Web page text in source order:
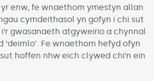
enw, fe wnaethom ymestyn allan
cymdeithasol yn gofyn i chi sut
gwasanaeth atgyweirio a chynnal
‘deimlo’. Fe wnaethom hefyd ofyn
hoffen nhw eich clywed chi’n ein